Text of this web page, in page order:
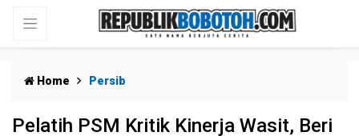
Home Persib
Pelatih PSM Kritik Kinerja Wasit, Beri